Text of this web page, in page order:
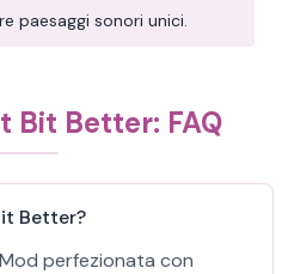
paesaggi sonori unici.
Bit Better: FAQ
Better?
perfezionata con